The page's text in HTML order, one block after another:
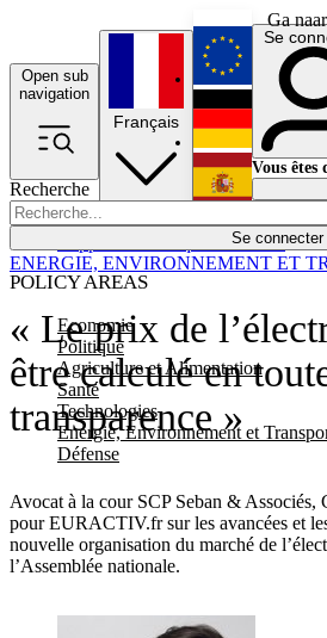
Ga
Open sub
navigation
Recherche
Se connecter
POLICY AREAS
Economie
Politique
Agriculture et Alimentation
Santé
Technologies
Energie, Environnement et
Défense
Économie
Français
English
Deutsch
Español
Se
Vous êtes
« Le prix de
être calculé en
transparence »
Avocat à la cour SCP Seban & Associés,
pour EURACTIV.fr sur les avancées et
nouvelle organisation du marché de
l’Assemblée nationale.
ENERGIE, ENVIRONNEMENT ET